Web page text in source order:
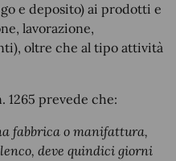
e deposito) ai prodotti e
lavorazione,
oltre che al tipo attività
1265 prevede che:
fabbrica o manifattura,
deve quindici giorni